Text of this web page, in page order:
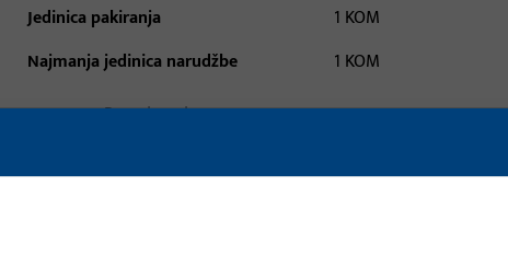
Jedinica pakiranja
1 KOM
Najmanja jedinica narudžbe
1 KOM
Preuzimanja